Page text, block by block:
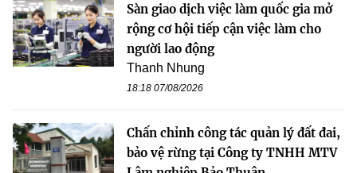
Sàn giao dịch việc làm quốc gia mở
rộng cơ hội tiếp cận việc làm cho
người lao động
Thanh Nhung
18:18 07/08/2026
Chấn chỉnh công tác quản lý đất đai,
bảo vệ rừng tại Công ty TNHH MTV